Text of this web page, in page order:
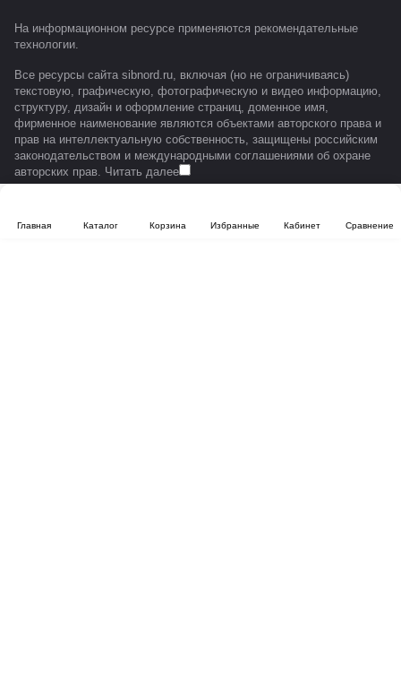
Главная Каталог Корзина Избранные Кабинет Сравнение
На информационном ресурсе применяются рекомендательные
технологии.
Все ресурсы сайта sibnord.ru, включая (но не ограничиваясь)
текстовую, графическую, фотографическую и видео информацию,
структуру, дизайн и оформление страниц, доменное имя,
фирменное наименование являются объектами авторского права и
прав на интеллектуальную собственность, защищены российским
законодательством и международными соглашениями об охране
авторских прав. Читать далее